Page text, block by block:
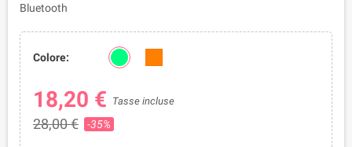
Bluetooth
Colore:
18,20 € Tasse incluse
28,00 € -35%